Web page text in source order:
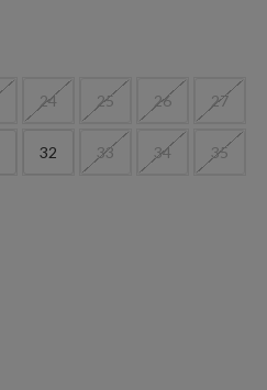
24 25 26 27
32 33 34 35